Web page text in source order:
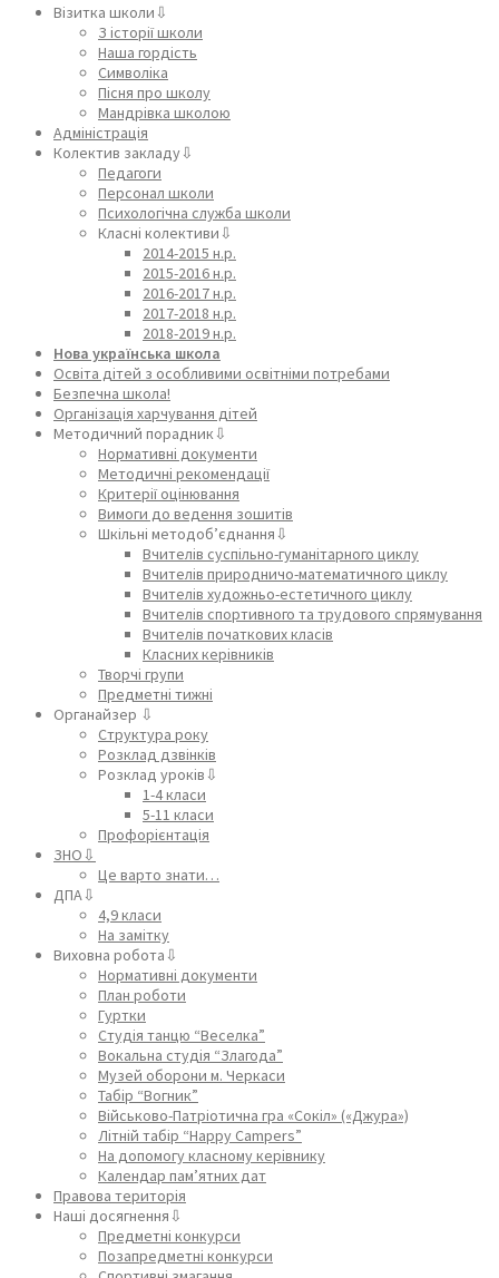
Візитка школи⇩
З історії школи
Наша гордість
Символіка
Пісня про школу
Мандрівка школою
Адміністрація
Колектив закладу⇩
Педагоги
Персонал школи
Психологічна служба школи
Класні колективи⇩
2014-2015 н.р.
2015-2016 н.р.
2016-2017 н.р.
2017-2018 н.р.
2018-2019 н.р.
Нова українська школа
Освіта дітей з особливими освітніми потребами
Безпечна школа!
Організація харчування дітей
Методичний порадник⇩
Нормативні документи
Методичні рекомендації
Критерії оцінювання
Вимоги до ведення зошитів
Шкільні методоб’єднання⇩
Вчителів суспільно-гуманітарного циклу
Вчителів природничо-математичного циклу
Вчителів художньо-естетичного циклу
Вчителів спортивного та трудового спрямування
Вчителів початкових класів
Класних керівників
Творчі групи
Предметні тижні
Органайзер ⇩
Структура року
Розклад дзвінків
Розклад уроків⇩
1-4 класи
5-11 класи
Профорієнтація
ЗНО⇩
Це варто знати…
ДПА⇩
4,9 класи
На замітку
Виховна робота⇩
Нормативні документи
План роботи
Гуртки
Студія танцю “Веселка”
Вокальна студія “Злагода”
Музей оборони м. Черкаси
Табір “Вогник”
Військово-Патріотична гра «Сокіл» («Джура»)
Літній табір “Happy Campers”
На допомогу класному керівнику
Календар пам’ятних дат
Правова територія
Наші досягнення⇩
Предметні конкурси
Позапредметні конкурси